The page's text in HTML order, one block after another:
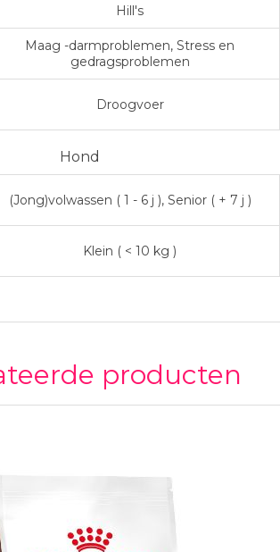
Hill's
Maag -darmproblemen, Stress en
gedragsproblemen
Droogvoer
Hond
(Jong)volwassen ( 1 - 6 j ), Senior ( + 7 j )
Klein ( < 10 kg )
producten